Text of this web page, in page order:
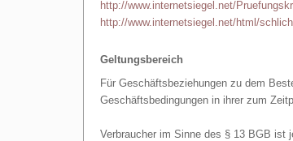
http://www.internetsiegel.net/
http://www.internetsiegel.net/html/
Geltungsbereich
Für Geschäftsbeziehungen zu dem
Geschäftsbedingungen in ihrer zum
Verbraucher im Sinne des § 13 BGB ist